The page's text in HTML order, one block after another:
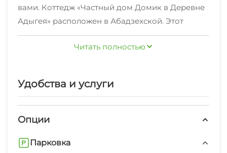
вами. Коттедж «Частный дом Домик в Деревне
Адыгея» расположен в Абадзехской. Этот
коттедж находится неподалёку от центра
города. Рядом с коттеджем можно прогуляться.
Уточняйте информацию сразу при заезде. Для
парковка. Также для гостей в коттедже: баня.
Среди развлечений на территории —
площадка для пикника.
услуги. Сотрудники коттеджа поддержат беседу
Читать полностью
Удобства и услуги
Опции
Парковка